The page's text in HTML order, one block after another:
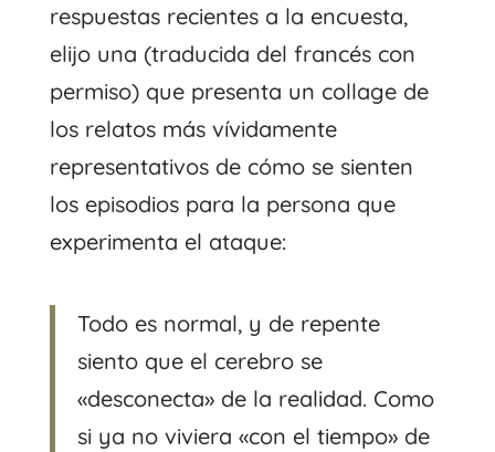
respuestas recientes a la encuesta,
elijo una (traducida del francés con
permiso) que presenta un collage de
los relatos más vívidamente
representativos de cómo se sienten
los episodios para la persona que
experimenta el ataque:
Todo es normal, y de repente
siento que el cerebro se
«desconecta» de la realidad. Como
si ya no viviera «con el tiempo» de